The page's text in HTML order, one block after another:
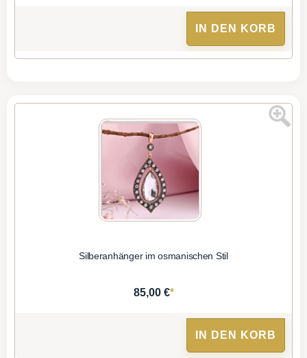
IN DEN KORB
Silberanhänger im osmanischen Stil
85,00 €*
IN DEN KORB